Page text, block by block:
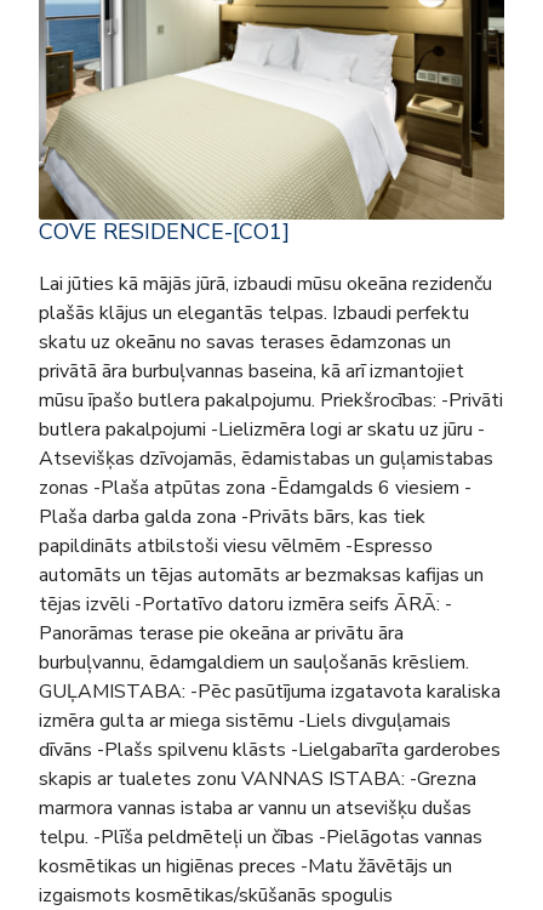
COVE RESIDENCE-[CO1]
Lai jūties kā mājās jūrā, izbaudi mūsu okeāna rezidenču
plašās klājus un elegantās telpas. Izbaudi perfektu
skatu uz okeānu no savas terases ēdamzonas un
privātā āra burbuļvannas baseina, kā arī izmantojiet
mūsu īpašo butlera pakalpojumu. Priekšrocības: -Privāti
butlera pakalpojumi -Lielizmēra logi ar skatu uz jūru -
Atsevišķas dzīvojamās, ēdamistabas un guļamistabas
zonas -Plaša atpūtas zona -Ēdamgalds 6 viesiem -
Plaša darba galda zona -Privāts bārs, kas tiek
papildināts atbilstoši viesu vēlmēm -Espresso
automāts un tējas automāts ar bezmaksas kafijas un
tējas izvēli -Portatīvo datoru izmēra seifs ĀRĀ: -
Panorāmas terase pie okeāna ar privātu āra
burbuļvannu, ēdamgaldiem un sauļošanās krēsliem.
GUĻAMISTABA: -Pēc pasūtījuma izgatavota karaliska
izmēra gulta ar miega sistēmu -Liels divguļamais
dīvāns -Plašs spilvenu klāsts -Lielgabarīta garderobes
skapis ar tualetes zonu VANNAS ISTABA: -Grezna
marmora vannas istaba ar vannu un atsevišķu dušas
telpu. -Plīša peldmēteļi un čības -Pielāgotas vannas
kosmētikas un higiēnas preces -Matu žāvētājs un
izgaismots kosmētikas/skūšanās spogulis